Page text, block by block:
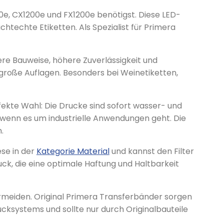
und FX1200e benötigst. Diese LED-
Etiketten. Als Spezialist für Primera
Bauweise, höhere Zuverlässigkeit und
Auflagen. Besonders bei Weinetiketten,
Wahl: Die Drucke sind sofort wasser- und
es um industrielle Anwendungen geht. Die
in der Kategorie Materialund kannst den Filter
die eine optimale Haftung und Haltbarkeit
Original Primera Transferbänder sorgen
und sollte nur durch Originalbauteile